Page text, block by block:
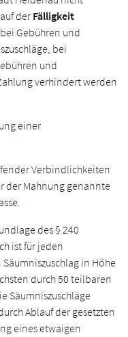
der Fälligkeit
Gebühren und
bei
und
verhindert werden
einer
Verbindlichkeiten
der Mahnung genannte
des § 240
ist für jeden
in Höhe
durch 50 teilbaren
Säumniszuschläge
Ablauf der gesetzten
eines etwaigen